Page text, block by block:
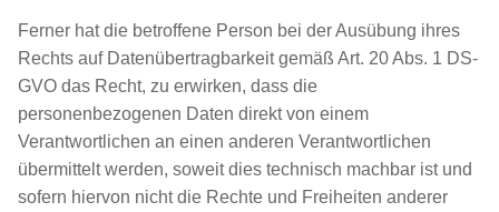
Ferner hat die betroffene Person bei der Ausübung ihres
Rechts auf Datenübertragbarkeit gemäß Art. 20 Abs. 1 DS-
GVO das Recht, zu erwirken, dass die
personenbezogenen Daten direkt von einem
Verantwortlichen an einen anderen Verantwortlichen
übermittelt werden, soweit dies technisch machbar ist und
sofern hiervon nicht die Rechte und Freiheiten anderer